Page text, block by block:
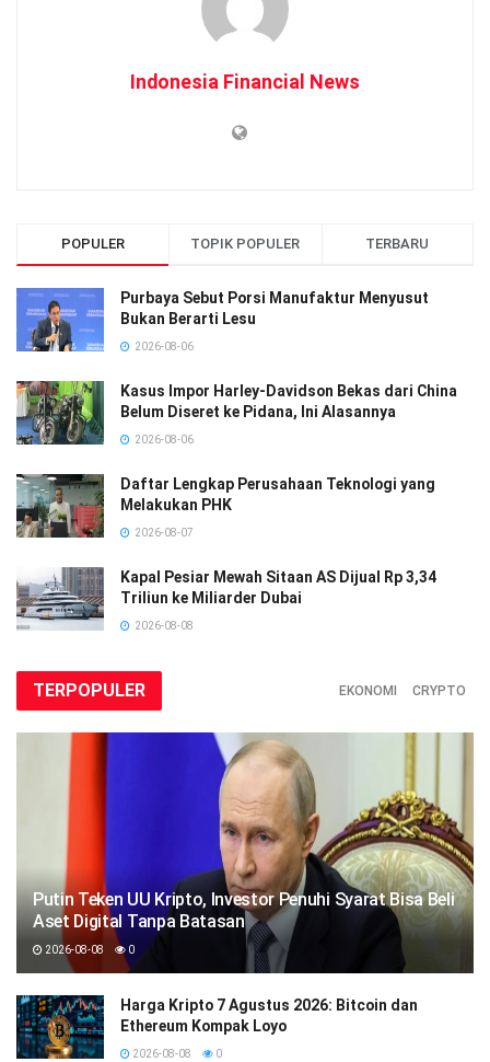
Indonesia Financial News
POPULER TOPIK POPULER TERBARU
Purbaya Sebut Porsi Manufaktur Menyusut
Bukan Berarti Lesu
2026-08-06
Kasus Impor Harley-Davidson Bekas dari China
Belum Diseret ke Pidana, Ini Alasannya
2026-08-06
Daftar Lengkap Perusahaan Teknologi yang
Melakukan PHK
2026-08-07
Kapal Pesiar Mewah Sitaan AS Dijual Rp 3,34
Triliun ke Miliarder Dubai
2026-08-08
TERPOPULER EKONOMI CRYPTO
Putin Teken UU Kripto, Investor Penuhi Syarat Bisa Beli
Aset Digital Tanpa Batasan
2026-08-08 0
Harga Kripto 7 Agustus 2026: Bitcoin dan
Ethereum Kompak Loyo
2026-08-08 0